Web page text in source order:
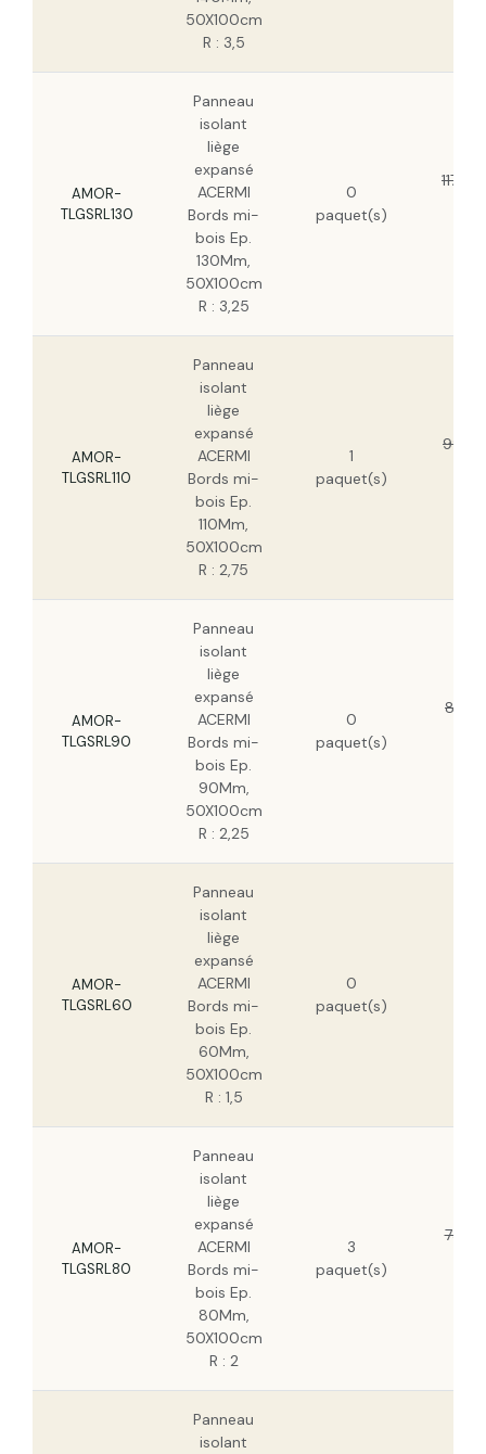
50X100cm
R : 3,5
AMOR-
TLGSRL130
Panneau
isolant
liège
expansé
ACERMI
Bords mi-
bois Ep.
130Mm,
50X100cm
R : 3,25
0
paquet(s)
AMOR-
TLGSRL110
Panneau
isolant
liège
expansé
ACERMI
Bords mi-
bois Ep.
110Mm,
50X100cm
R : 2,75
1
paquet(s)
99,51
AMOR-
TLGSRL90
Panneau
isolant
liège
expansé
ACERMI
Bords mi-
bois Ep.
90Mm,
50X100cm
R : 2,25
0
paquet(s)
81,77
AMOR-
TLGSRL60
Panneau
isolant
liège
expansé
ACERMI
Bords mi-
bois Ep.
60Mm,
50X100cm
R : 1,5
0
paquet(s)
AMOR-
TLGSRL80
Panneau
isolant
liège
expansé
ACERMI
Bords mi-
bois Ep.
80Mm,
50X100cm
R : 2
3
paquet(s)
73,19
Panneau
isolant